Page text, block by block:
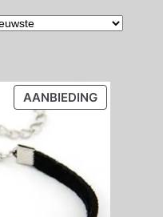
AANBIEDINGPRODUCT
IN